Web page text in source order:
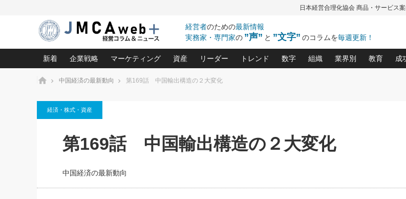
日本経営合理化協会 商品・サービス
経営者のための最新情報
実務家・専門家の ”声” と ”文字” のコラムを毎週更新！
新着
2026.08.5 2026.08.5
企業戦略
中小企業の「１位づくり」戦略(96)
利益を最大化する「業務改善」横田尚哉氏(5)
強い会社を築く ビジネス・クリニック(240)
日本レーザー「人を大切にしながら利益を上げる経営」の極意
武器としてのM&A入門(3)
マーケティング
ロングセラーの玉手箱(9)
は(5)
最高の自分を表現する 成功イメージ戦略(77)
資産
中国経済の最新動向(204)
事業承継の前に、決めておきたい、知っておきたい、やってお
リーダー
ピョートル・F・グジバチの『経営戦略の新常識』(12)
トレンド
北村森の「今月のヒット商品」(109)
数字
おカネが残る決算書にするために、
会社を守り抜くための緊急対策(100)
強い決算書の会社はココが違う！(36)
組織
職場の生産性を下げるハラ
賃金決定の定石(68)
顧客・社員・社会から支持
業界別
大久保一彦の“流行
教育
あなた
クレー
クレー
デキル
東川鷹
成
ホーム 中国経済の最新動向 第169話 中国輸出構造の２大変化
経済・株式・資産
第169話 中国輸出構造の２大変化
中国経済の最新動向